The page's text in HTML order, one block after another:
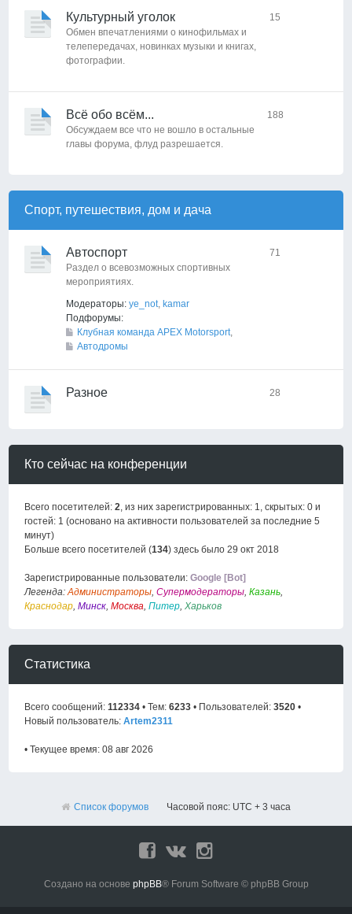
Культурный уголок
Обмен впечатлениями о кинофильмах и
телепередачах, новинках музыки и книгах,
фотографии.
15
Всё обо всём...
Обсуждаем все что не вошло в остальные
главы форума, флуд разрешается.
188
Спорт, путешествия, дом и дача
Автоспорт
Раздел о всевозможных спортивных
мероприятиях.
Модераторы: ye_not, kamar
Подфорумы:
Клубная команда APEX Motorsport,
Автодромы
71
Разное 28
Кто сейчас на конференции
Всего посетителей:2, из них зарегистрированных: 1, скрытых: 0 и
гостей: 1 (основано на активности пользователей за последние 5
минут)
Больше всего посетителей (134) здесь было 29 окт 2018
Зарегистрированные пользователи:Google [Bot]
Легенда:Администраторы,Супермодераторы,Казань,
Краснодар,Минск,Москва,Питер,Харьков
Статистика
Всего сообщений:112334 • Тем:6233 • Пользователей:3520 •
Новый пользователь:Artem2311
• Текущее время: 08 авг 2026
Список форумов Часовой пояс: UTC + 3 часа
Создано на основе phpBB® Forum Software © phpBB Group